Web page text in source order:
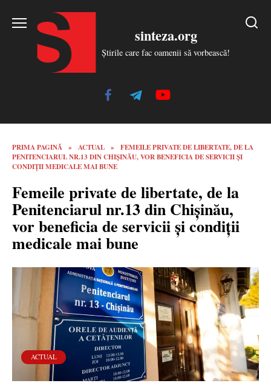
sinteza.org
Știrile care fac oamenii să vorbească!
PRIMA PAGINĂ » ACTUAL »
FEMEILE PRIVATE DE LIBERTATE, DE LA
PENITENCIARUL NR.13 DIN CHIȘINĂU, VOR BENEFICIA DE SERVICII ȘI
CONDIȚII MEDICALE MAI BUNE
Femeile private de libertate, de la
Penitenciarul nr.13 din Chișinău,
vor beneficia de servicii și condiții
medicale mai bune
ACTUAL